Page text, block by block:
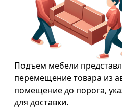
Подъем мебели
перемещение товара из
помещение до порога,
для доставки.